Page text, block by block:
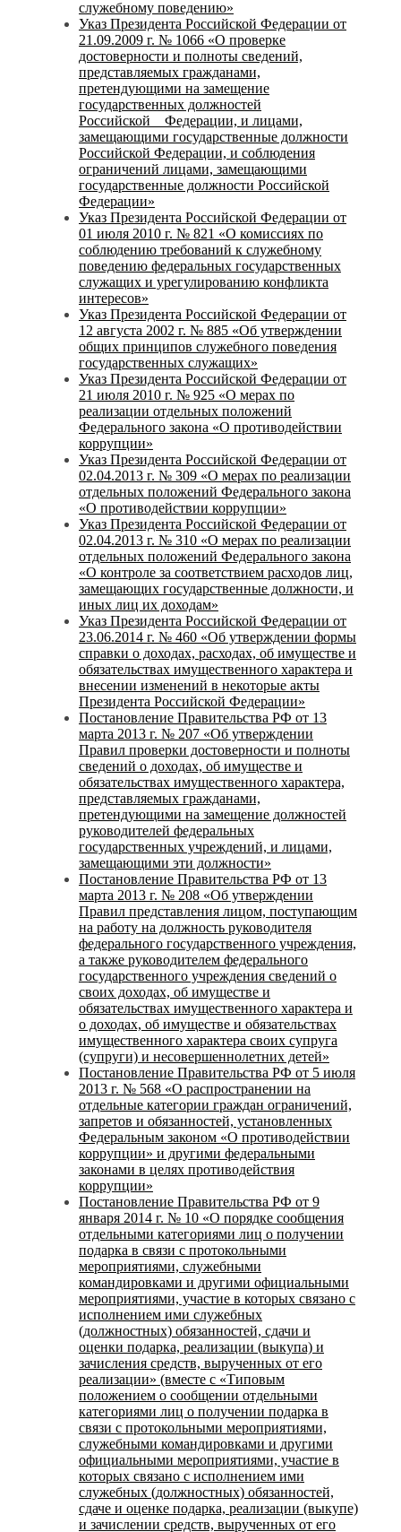
служебному поведению»
Указ Президента Российской Федерации от
21.09.2009 г. № 1066 «О проверке
достоверности и полноты сведений,
представляемых гражданами,
претендующими на замещение
государственных должностей
Российской Федерации, и лицами,
замещающими государственные должности
Российской Федерации, и соблюдения
ограничений лицами, замещающими
государственные должности Российской
Федерации»
Указ Президента Российской Федерации от
01 июля 2010 г. № 821 «О комиссиях по
соблюдению требований к служебному
поведению федеральных государственных
служащих и урегулированию конфликта
интересов»
Указ Президента Российской Федерации от
12 августа 2002 г. № 885 «Об утверждении
общих принципов служебного поведения
государственных служащих»
Указ Президента Российской Федерации от
21 июля 2010 г. № 925 «О мерах по
реализации отдельных положений
Федерального закона «О противодействии
коррупции»
Указ Президента Российской Федерации от
02.04.2013 г. № 309 «О мерах по реализации
отдельных положений Федерального закона
«О противодействии коррупции»
Указ Президента Российской Федерации от
02.04.2013 г. № 310 «О мерах по реализации
отдельных положений Федерального закона
«О контроле за соответствием расходов лиц,
замещающих государственные должности, и
иных лиц их доходам»
Указ Президента Российской Федерации от
23.06.2014 г. № 460 «Об утверждении формы
справки о доходах, расходах, об имуществе и
обязательствах имущественного характера и
внесении изменений в некоторые акты
Президента Российской Федерации»
Постановление Правительства РФ от 13
марта 2013 г. № 207 «Об утверждении
Правил проверки достоверности и полноты
сведений о доходах, об имуществе и
обязательствах имущественного характера,
представляемых гражданами,
претендующими на замещение должностей
руководителей федеральных
государственных учреждений, и лицами,
замещающими эти должности»
Постановление Правительства РФ от 13
марта 2013 г. № 208 «Об утверждении
Правил представления лицом, поступающим
на работу на должность руководителя
федерального государственного учреждения,
а также руководителем федерального
государственного учреждения сведений о
своих доходах, об имуществе и
обязательствах имущественного характера и
о доходах, об имуществе и обязательствах
имущественного характера своих супруга
(супруги) и несовершеннолетних детей»
Постановление Правительства РФ от 5 июля
2013 г. № 568 «О распространении на
отдельные категории граждан ограничений,
запретов и обязанностей, установленных
Федеральным законом «О противодействии
коррупции» и другими федеральными
законами в целях противодействия
коррупции»
Постановление Правительства РФ от 9
января 2014 г. № 10 «О порядке сообщения
отдельными категориями лиц о получении
подарка в связи с протокольными
мероприятиями, служебными
командировками и другими официальными
мероприятиями, участие в которых связано с
исполнением ими служебных
(должностных) обязанностей, сдачи и
оценки подарка, реализации (выкупа) и
зачисления средств, вырученных от его
реализации» (вместе с «Типовым
положением о сообщении отдельными
категориями лиц о получении подарка в
связи с протокольными мероприятиями,
служебными командировками и другими
официальными мероприятиями, участие в
которых связано с исполнением ими
служебных (должностных) обязанностей,
сдаче и оценке подарка, реализации (выкупе)
и зачислении средств, вырученных от его